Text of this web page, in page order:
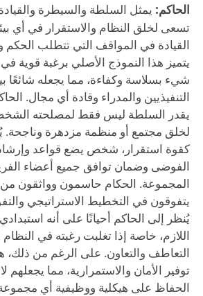
الحاكم: يمثل السلطة والسيطرة
تسعى لخلق النظام والاستقرار في أي
القيادة في المواقف التي تتطلب الحكم
يتميز هذا النموذج الأصلي برغبة قوية
شيء بسلاسة وكفاءة، مما يجعله شائعًا
التنفيذيين والمدراء وقادة أي مجال.
يقدر السلطة ليس فقط لمصلحته
لخلق مجتمع أو منظمة مزدهرة وناجحة.
كقوة استقرار، شخص يضع قواعد
الفوضى وضمان توافق جميع أعضاء
المجموعة. الحكام حاسمون وواثقون من
يتفوقون في التخطيط الاستراتيجي
يُنظر إلى الحاكم أحيانًا على أنه
اللازم، خاصة إذا تغلبت رغبته في
التعاطف والتعاون. على الرغم من
توفير الأمان والاستمرارية، مما
الحفاظ على هيكلية ووظيفية أي